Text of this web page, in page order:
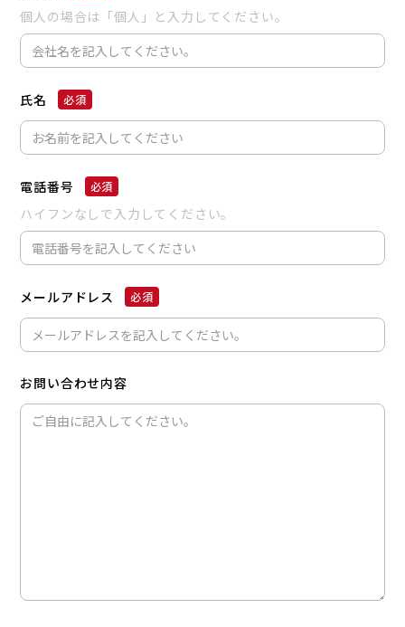
個人の場合は「個人」と入力してください。
氏名
電話番号
ハイフンなしで入力してください。
メールアドレス
お問い合わせ内容